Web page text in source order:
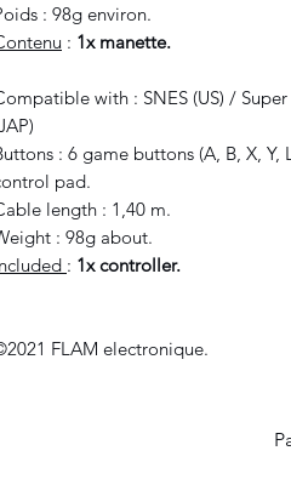
: 98g environ.
: 1x manette.
with : SNES (US) /
: 6 game buttons (A, B, X,
pad.
length : 1,40 m.
: 98g about.
: 1x controller.
FLAM electronique.